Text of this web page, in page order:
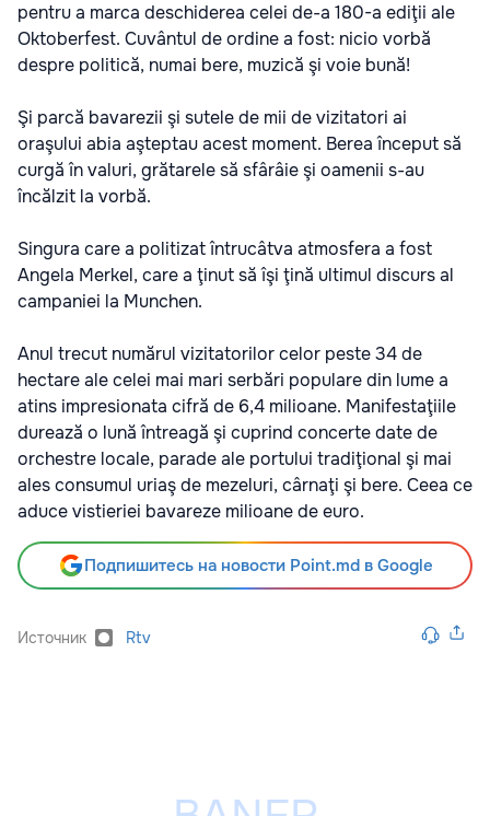
pentru a marca deschiderea celei de-a 180-a ediţii ale
Oktoberfest. Cuvântul de ordine a fost: nicio vorbă
despre politică, numai bere, muzică şi voie bună!
Şi parcă bavarezii şi sutele de mii de vizitatori ai
oraşului abia aşteptau acest moment. Berea început să
curgă în valuri, grătarele să sfârâie şi oamenii s-au
încălzit la vorbă.
Singura care a politizat întrucâtva atmosfera a fost
Angela Merkel, care a ţinut să îşi ţină ultimul discurs al
campaniei la Munchen.
Anul trecut numărul vizitatorilor celor peste 34 de
hectare ale celei mai mari serbări populare din lume a
atins impresionata cifră de 6,4 milioane. Manifestaţiile
durează o lună întreagă şi cuprind concerte date de
orchestre locale, parade ale portului tradiţional şi mai
ales consumul uriaş de mezeluri, cârnaţi şi bere. Ceea ce
aduce vistieriei bavareze milioane de euro.
Подпишитесь на новости Point.md в Google
Источник Rtv